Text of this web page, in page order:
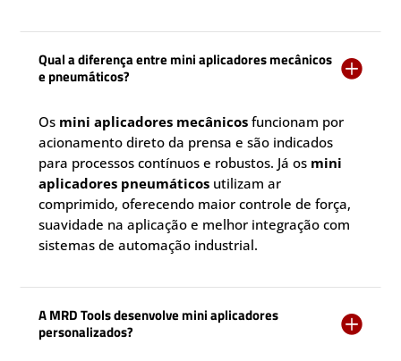
Qual a diferença entre mini aplicadores mecânicos
e pneumáticos?

Os mini aplicadores mecânicos funcionam por
acionamento direto da prensa e são indicados
para processos contínuos e robustos. Já os mini
aplicadores pneumáticos utilizam ar
comprimido, oferecendo maior controle de força,
suavidade na aplicação e melhor integração com
sistemas de automação industrial.
A MRD Tools desenvolve mini aplicadores
personalizados?
